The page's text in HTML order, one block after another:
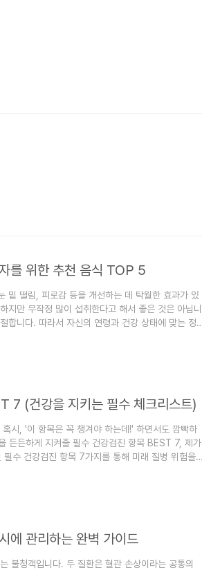
를 위한 추천 음식 TOP 5
밑 떨림, 피로감 등을 개선하는 데 탁월한 효과가 있
지만 무작정 많이 섭취한다고 해서 좋은 것은 아닙니
합니다. 따라서 자신의 연령과 건강 상태에 맞는 정
까요?3. 올바른 마그네슘 섭취 시간과 주의사항은
7 (건강을 지키는 필수 체크리스트)
시, '이 항목은 꼭 챙겨야 하는데!' 하면서도 깜빡하
든든하게 지켜줄 필수 건강검진 항목 BEST 7, 제가
수 건강검진 항목 7가지를 통해 미래 질병 위험을
성공률이 90% 이상인 질환들을 예방할 수 있습니
에 관리하는 완벽 가이드
불청객입니다. 두 질환은 혈관 손상이라는 공통의